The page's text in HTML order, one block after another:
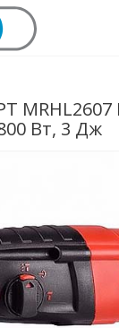
MRHL2607
Вт, 3 Дж